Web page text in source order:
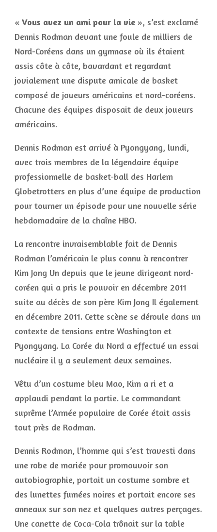
« Vous avez un ami pour la vie », s’est exclamé
Dennis Rodman devant une foule de milliers de
Nord-Coréens dans un gymnase où ils étaient
assis côte à côte, bavardant et regardant
jovialement une dispute amicale de basket
composé de joueurs américains et nord-coréens.
Chacune des équipes disposait de deux joueurs
américains.
Dennis Rodman est arrivé à Pyongyang, lundi,
avec trois membres de la légendaire équipe
professionnelle de basket-ball des Harlem
Globetrotters en plus d’une équipe de production
pour tourner un épisode pour une nouvelle série
hebdomadaire de la chaîne HBO.
La rencontre invraisemblable fait de Dennis
Rodman l’américain le plus connu à rencontrer
Kim Jong Un depuis que le jeune dirigeant nord-
coréen qui a pris le pouvoir en décembre 2011
suite au décès de son père Kim Jong Il également
en décembre 2011. Cette scène se déroule dans un
contexte de tensions entre Washington et
Pyongyang. La Corée du Nord a effectué un essai
nucléaire il y a seulement deux semaines.
Vêtu d’un costume bleu Mao, Kim a ri et a
applaudi pendant la partie. Le commandant
suprême l’Armée populaire de Corée était assis
tout près de Rodman.
Dennis Rodman, l’homme qui s’est travesti dans
une robe de mariée pour promouvoir son
autobiographie, portait un costume sombre et
des lunettes fumées noires et portait encore ses
anneaux sur son nez et quelques autres perçages.
Une canette de Coca-Cola trônait sur la table